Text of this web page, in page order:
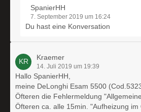
SpanierHH
7. September 2019 um 16:24
Du hast eine Konversation
Kraemer
14. Juli 2019 um 19:39
Hallo SpanierHH,
meine DeLonghi Esam 5500
Öfteren die Fehlermeldung
Öfteren ca. alle 15min. "Aufheizung im